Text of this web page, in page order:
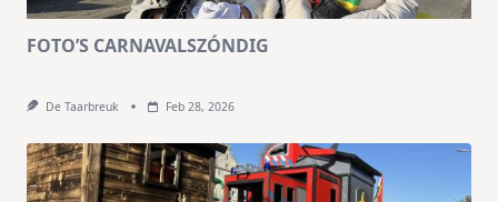
FOTO’S CARNAVALSZÓNDIG
De Taarbreuk Feb 28, 2026